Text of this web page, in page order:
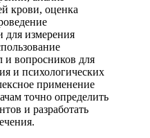
крови, оценка
для измерения
и вопросников для
и психологических
применение
точно определить
и разработать